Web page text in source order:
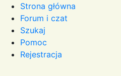
Strona główna
Forum i czat
Szukaj
Pomoc
Rejestracja